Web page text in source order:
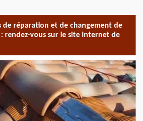
de réparation et de changement de
rendez-vous sur le site internet de